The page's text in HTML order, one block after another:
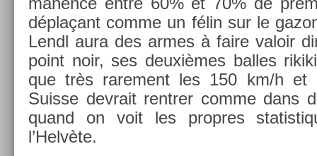
déplaçant comme un félin sur le
Lendl aura des armes à faire valoir
point noir, ses deuxièmes bal­les
que très rare­ment les 150 km/h et
Suis­se de­vrait re­ntr­er comme dans
quand on voit les pro­pres
l’Helvète.